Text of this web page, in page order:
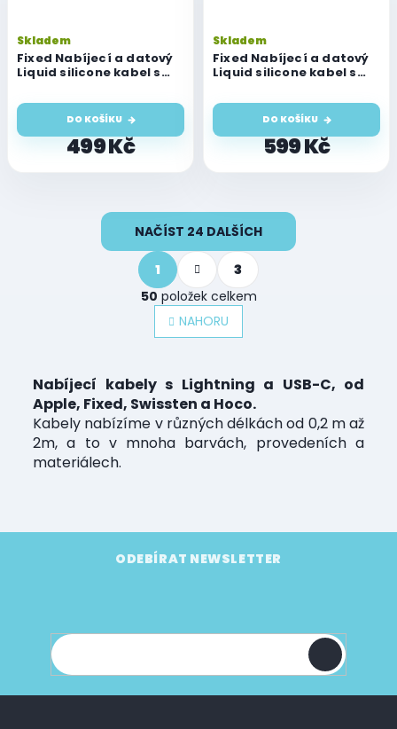
Fixed Nabíjecí a datový
Liquid silicone kabel s
C/Lightning a podporou
PD, 1.2m, MFI, bílý
Skladem
499 Kč
DO KOŠÍKU
Fixed Nabíjecí a datový
Liquid silicone kabel s
C/Lightning a podporou
PD, 2m, MFI, bílý
Skladem
599 Kč
DO KOŠÍKU
v
k
y
v
ý
p
NAČÍST 24 DALŠÍCH
S
t
r
á
n
k
á
n
í
1
3
50 položek celkem
NAHORU
Nabíjecí kabely s Lightning a USB-C, od
Apple, Fixed, Swissten a Hoco.
Kabely nabízíme v různých délkách od 0,2 m až
2m, a to v mnoha barvách, provedeních a
materiálech.
ODEBÍRAT NEWSLETTER